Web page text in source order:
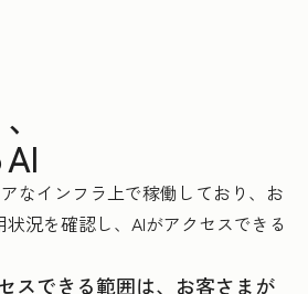
なインフラ上で稼働しており、お
況を確認し、AIがアクセスできる
スできる範囲は、お客さまが